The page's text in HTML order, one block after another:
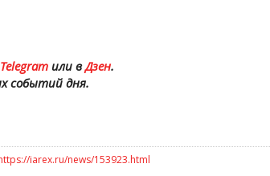
Telegramили вДзен.
событий дня.
iarex.ru/news/153923.html